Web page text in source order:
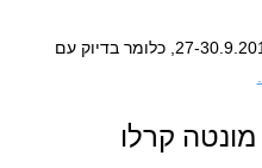
תערוכת ארט מונקו 2019 תיערך ב-27-30.9.2019, כלומר בדיוק עם
קרלו